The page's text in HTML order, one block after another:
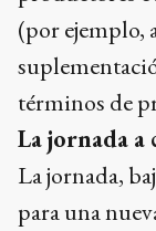
(por ejemplo,
términos de
La jornada a
La jornada,
para una